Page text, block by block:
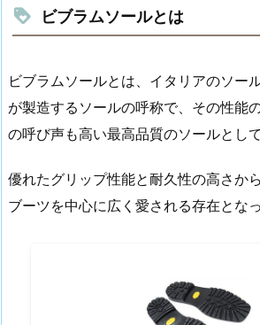
ビブラムソールとは
ビブラムソールとは、イタリアのソー
が製造するソールの呼称で、その性能
の呼び声も高い最高品質のソールとして
優れたグリップ性能と耐久性の高さか
ブーツを中心に広く愛される存在となっ